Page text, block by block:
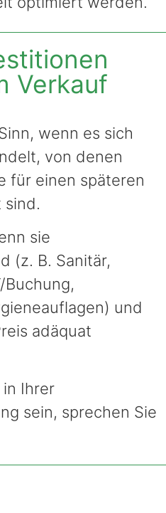
Verkauf
wenn es sich
von denen
für einen späteren
sind.
sie
(z. B. Sanitär,
Buchung,
und
adäquat
Ihrer
sein, sprechen Sie